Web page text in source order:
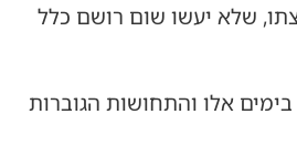
שלא יעשו שום רושם כלל
אלו והתחושות הגוברות